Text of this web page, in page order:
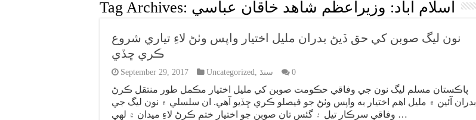
Tag Archives: اسلام آباد: وزيراعظم شاهد خاقان عباسي
نون ليگ صوبن کي حق ڏيڻ بدران مليل اختيار واپس وٺڻ لاءِ تياري شروع
ڪري ڇڏي
September 29, 2017 Uncategorized, سنڌ 0
پاڪستان مسلم ليگ نون جي وفاقي حڪومت صوبن کي مليل اختيار مڪمل طور منتقل ڪرڻ
بدران آئين ۾ مليل اهم اختيار به واپس وٺڻ جو فيصلو ڪري ڇڏيو آهي. ان سلسلي ۾ نون ليگ جي
وفاقي سرڪار تيل ۽ گئس تان صوبن جو اختيار ختم ڪرڻ لاءِ ميدان ۾ لهي …